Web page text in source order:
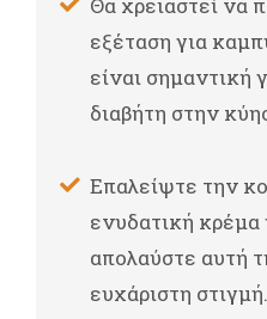
εξέταση για
είναι σημαντική
διαβήτη στην
Επαλείψτε την
ενυδατική κρέμα
απολαύστε αυτή
ευχάριστη στιγμή.